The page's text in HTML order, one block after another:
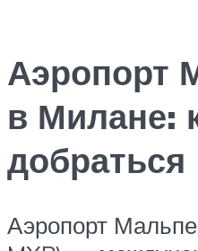
Аэропорт
в Милане:
добраться
Аэропорт